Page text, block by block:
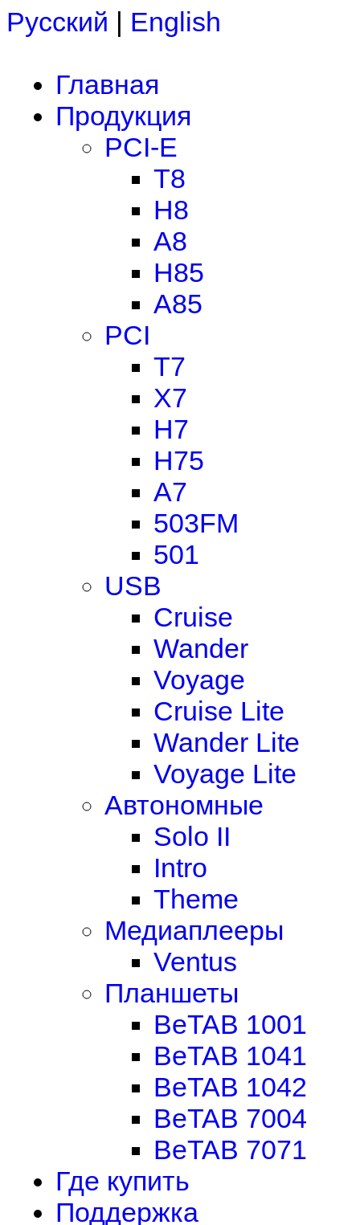
Русский | English
Главная
Продукция
PCI-E
T8
H8
A8
H85
A85
PCI
T7
X7
H7
H75
A7
503FM
501
USB
Cruise
Wander
Voyage
Cruise Lite
Wander Lite
Voyage Lite
Автономные
Solo II
Intro
Theme
Медиаплееры
Ventus
Планшеты
BeTAB 1001
BeTAB 1041
BeTAB 1042
BeTAB 7004
BeTAB 7071
Где купить
Поддержка